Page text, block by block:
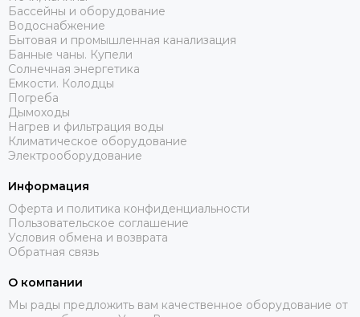
Бассейны и оборудование
Водоснабжение
Бытовая и промышленная канализация
Банные чаны. Купели
Солнечная энергетика
Емкости. Колодцы
Погреба
Дымоходы
Нагрев и фильтрация воды
Климатическое оборудование
Электрооборудование
Информация
Оферта и политика конфиденциальности
Пользовательское соглашение
Условия обмена и возврата
Обратная связь
О компании
Мы рады предложить вам качественное оборудование от